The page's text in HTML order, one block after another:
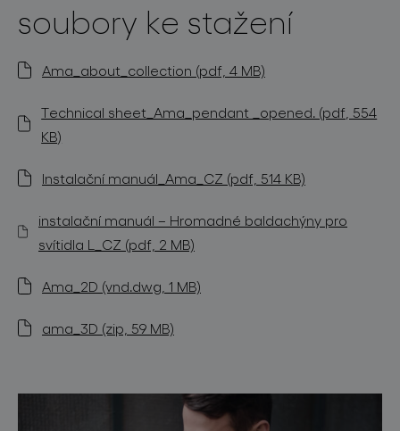
soubory ke stažení
Ama_about_collection (pdf, 4 MB)
Technical sheet_Ama_pendant _opened. (pdf, 554
KB)
Instalační manuál_Ama_CZ (pdf, 514 KB)
instalační manuál – Hromadné baldachýny pro
svítidla L_CZ (pdf, 2 MB)
Ama_2D (vnd.dwg, 1 MB)
ama_3D (zip, 59 MB)